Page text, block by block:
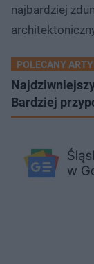
najbardziej
POLECANY
Bardziej